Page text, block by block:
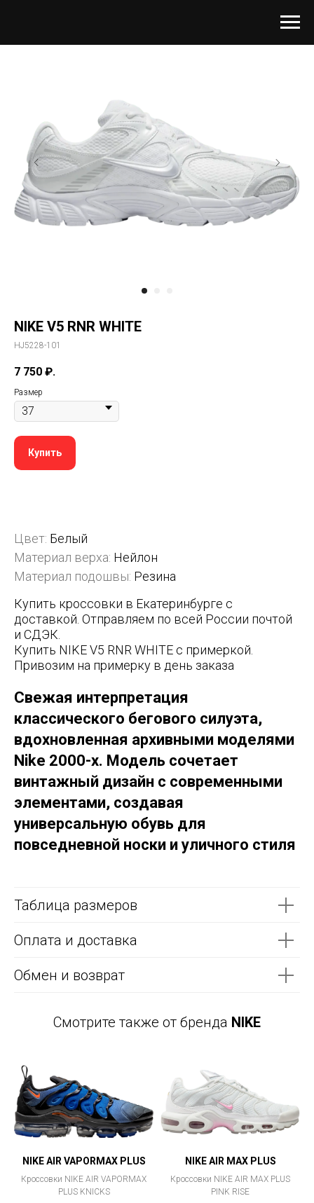
NIKE V5 RNR WHITE
HJ5228-101
7 750 ₽.
Размер
Купить
Цвет: Белый
Материал верха: Нейлон
Материал подошвы: Резина
Купить кроссовки в Екатеринбурге с
доставкой. Отправляем по всей России почтой
и СДЭК.
Купить NIKE V5 RNR WHITE с примеркой.
Привозим на примерку в день заказа
Свежая интерпретация
классического бегового силуэта,
вдохновленная архивными моделями
Nike 2000-х. Модель сочетает
винтажный дизайн с современными
элементами, создавая
универсальную обувь для
повседневной носки и уличного стиля
Таблица размеров
Оплата и доставка
Обмен и возврат
Смотрите также от бренда NIKE
NIKE AIR VAPORMAX PLUS
Кроссовки NIKE AIR VAPORMAX
PLUS KNICKS
NIKE AIR MAX PLUS
Кроссовки NIKE AIR MAX PLUS
PINK RISE